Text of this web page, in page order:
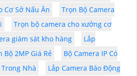
Cơ Sở Nấu Ăn
Trọn Bộ Camera
Trọn bộ camera cho xưởng cơ
giám sát kho hàng
Lắp
Bộ 2MP Giá Rẻ
Bộ Camera IP Có
Nhà
Lắp Camera Báo Động